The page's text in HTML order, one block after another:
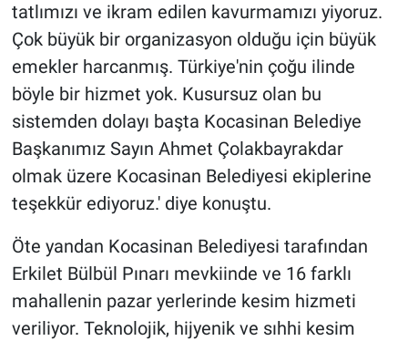
tatlımızı ve ikram edilen kavurmamızı yiyoruz.
Çok büyük bir organizasyon olduğu için büyük
emekler harcanmış. Türkiye'nin çoğu ilinde
böyle bir hizmet yok. Kusursuz olan bu
sistemden dolayı başta Kocasinan Belediye
Başkanımız Sayın Ahmet Çolakbayrakdar
olmak üzere Kocasinan Belediyesi ekiplerine
teşekkür ediyoruz.' diye konuştu.
Öte yandan Kocasinan Belediyesi tarafından
Erkilet Bülbül Pınarı mevkiinde ve 16 farklı
mahallenin pazar yerlerinde kesim hizmeti
veriliyor. Teknolojik, hijyenik ve sıhhi kesim